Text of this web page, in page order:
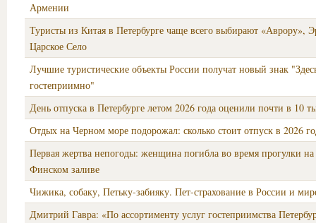
Армении
Туристы из Китая в Петербурге чаще всего выбирают «Аврору»,
Царское Село
Лучшие туристические объекты России получат новый знак
гостеприимно"
День отпуска в Петербурге летом 2026 года оценили почти в 10
Отдых на Черном море подорожал: сколько стоит отпуск в 2026
Первая жертва непогоды: женщина погибла во время прогулки на
Финском заливе
Чижика, собаку, Петьку-забияку. Пет-страхование в России и
Дмитрий Гавра: «По ассортименту услуг гостеприимства